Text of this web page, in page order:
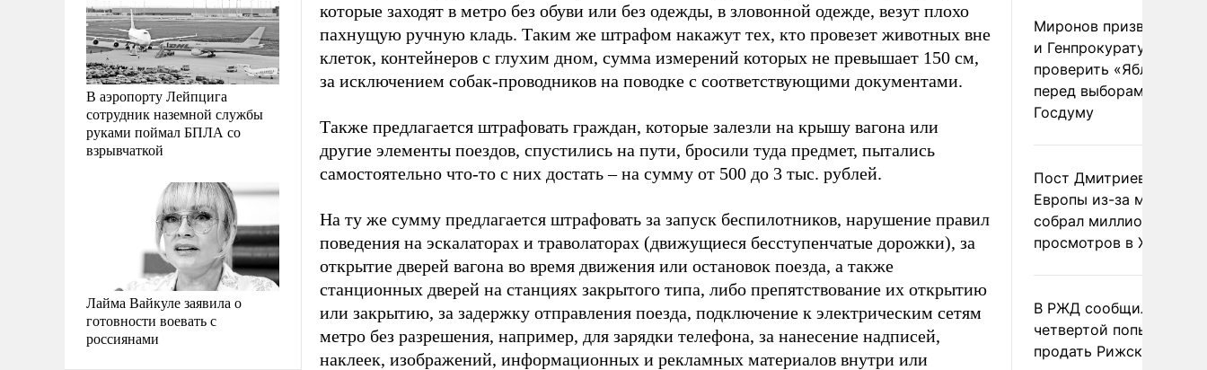
В аэропорту Лейпцига
сотрудник наземной службы
руками поймал БПЛА со
взрывчаткой
Лайма Вайкуле заявила о
готовности воевать с
россиянами
которые заходят в метро без обуви или без одежды, в зловонной одежде, везут плохо
пахнущую ручную кладь. Таким же штрафом накажут тех, кто провезет животных вне
клеток, контейнеров с глухим дном, сумма измерений которых не превышает 150 см,
за исключением собак-проводников на поводке с соответствующими документами.
Также предлагается штрафовать граждан, которые залезли на крышу вагона или
другие элементы поездов, спустились на пути, бросили туда предмет, пытались
самостоятельно что-то с них достать – на сумму от 500 до 3 тыс. рублей.
На ту же сумму предлагается штрафовать за запуск беспилотников, нарушение правил
поведения на эскалаторах и траволаторах (движущиеся бесступенчатые дорожки), за
открытие дверей вагона во время движения или остановок поезда, а также
станционных дверей на станциях закрытого типа, либо препятствование их открытию
или закрытию, за задержку отправления поезда, подключение к электрическим сетям
метро без разрешения, например, для зарядки телефона, за нанесение надписей,
наклеек, изображений, информационных и рекламных материалов внутри или
Миронов призвал
и Генпрокуратуру
проверить «Яблоко»
перед выборами в
Госдуму
Пост Дмитриева о
Европы из-за
собрал миллион
просмотров в X
В РЖД сообщили о
четвертой попытке
продать Рижский